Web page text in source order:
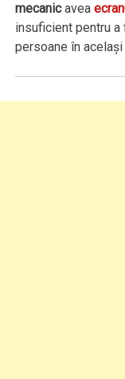
mecanicavea
insuficient pentru
persoane în același